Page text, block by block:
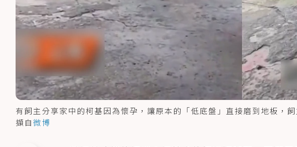
有飼主分享家中的柯基因為懷孕，讓原本的「低底盤」直接磨到地板，
擷自微博